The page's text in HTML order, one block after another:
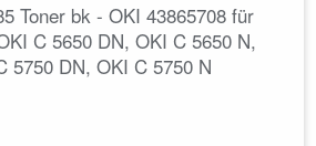
Toner bk - OKI 43865708 für
C 5650 DN, OKI C 5650 N,
5750 DN, OKI C 5750 N